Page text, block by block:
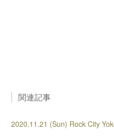
関連記事
2020.11.21 (Sun) Rock City